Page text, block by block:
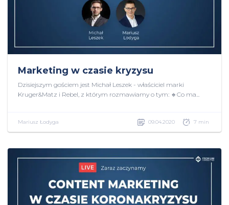
Marketing w czasie kryzysu
Dzisiejszym gościem jest Michał Leszek - właściciel marki
Kruger&Matz i Rebel, z którym rozmawiamy o tym: 🔹Co ma...
Mariusz Łodyga 09.04.2020 7 min